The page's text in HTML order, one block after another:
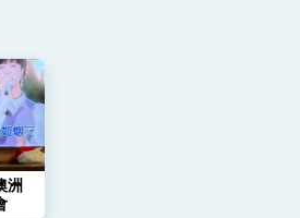
政周年談話 盼面對未來挑戰 堅持
轉型 穩健前行
演說影片
話
言論
洲